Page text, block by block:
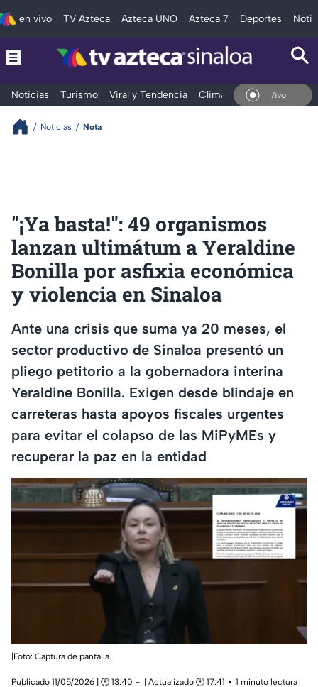
en vivo TV Azteca Azteca UNO Azteca 7 Deportes
Noticias Turismo Viral y Tendencia Clima Deportes
En Vivo
Noticias Nota
"¡Ya basta!": 49 organismos
lanzan ultimátum a Yeraldine
Bonilla por asfixia económica
y violencia en Sinaloa
Ante una crisis que suma ya 20 meses, el
sector productivo de Sinaloa presentó un
pliego petitorio a la gobernadora interina
Yeraldine Bonilla. Exigen desde blindaje en
carreteras hasta apoyos fiscales urgentes
para evitar el colapso de las MiPyMEs y
recuperar la paz en la entidad
|Foto: Captura de pantalla.
Publicado 11/05/2026 | 🕑 13:40 | Actualizado 🕑 17:41
1 minuto lectura